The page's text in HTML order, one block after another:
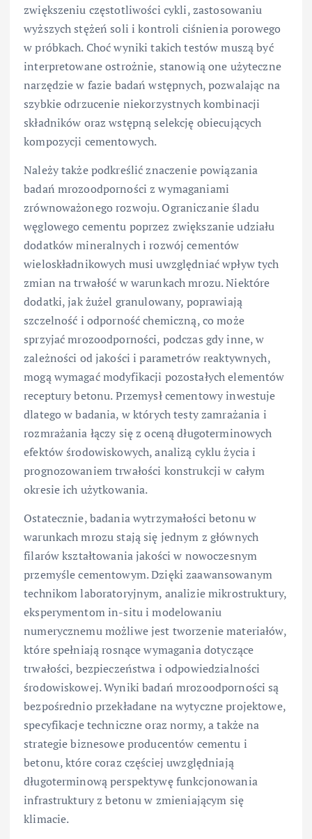
zwiększeniu częstotliwości cykli, zastosowaniu
wyższych stężeń soli i kontroli ciśnienia porowego
w próbkach. Choć wyniki takich testów muszą być
interpretowane ostrożnie, stanowią one użyteczne
narzędzie w fazie badań wstępnych, pozwalając na
szybkie odrzucenie niekorzystnych kombinacji
składników oraz wstępną selekcję obiecujących
kompozycji cementowych.
Należy także podkreślić znaczenie powiązania
badań mrozoodporności z wymaganiami
zrównoważonego rozwoju. Ograniczanie śladu
węglowego cementu poprzez zwiększanie udziału
dodatków mineralnych i rozwój cementów
wieloskładnikowych musi uwzględniać wpływ tych
zmian na trwałość w warunkach mrozu. Niektóre
dodatki, jak żużel granulowany, poprawiają
szczelność i odporność chemiczną, co może
sprzyjać mrozoodporności, podczas gdy inne, w
zależności od jakości i parametrów reaktywnych,
mogą wymagać modyfikacji pozostałych elementów
receptury betonu. Przemysł cementowy inwestuje
dlatego w badania, w których testy zamrażania i
rozmrażania łączy się z oceną długoterminowych
efektów środowiskowych, analizą cyklu życia i
prognozowaniem trwałości konstrukcji w całym
okresie ich użytkowania.
Ostatecznie, badania wytrzymałości betonu w
warunkach mrozu stają się jednym z głównych
filarów kształtowania jakości w nowoczesnym
przemyśle cementowym. Dzięki zaawansowanym
technikom laboratoryjnym, analizie mikrostruktury,
eksperymentom in-situ i modelowaniu
numerycznemu możliwe jest tworzenie materiałów,
które spełniają rosnące wymagania dotyczące
trwałości, bezpieczeństwa i odpowiedzialności
środowiskowej. Wyniki badań mrozoodporności są
bezpośrednio przekładane na wytyczne projektowe,
specyfikacje techniczne oraz normy, a także na
strategie biznesowe producentów cementu i
betonu, które coraz częściej uwzględniają
długoterminową perspektywę funkcjonowania
infrastruktury z betonu w zmieniającym się
klimacie.